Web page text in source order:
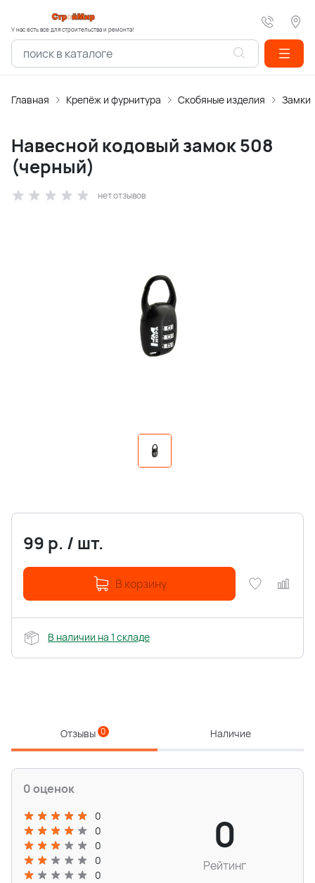
У нас есть все для строительства и ремонта!
Главная Крепёж и фурнитура Скобяные изделия Замки
Навесной кодовый замок 508
(черный)
нет отзывов
99 р. / шт.
В корзину
В наличии на 1 складе
Отзывы 0 Наличие
0 оценок
0
0
0
0
0
0
Рейтинг